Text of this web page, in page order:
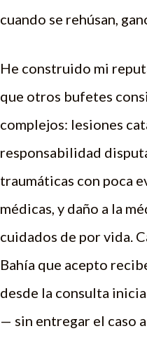
cuando se rehúsan,
He construido mi
que otros bufetes
complejos: lesiones
responsabilidad
traumáticas con poca
médicas, y daño a la
cuidados de por vida.
Bahía que acepto
desde la consulta
— sin entregar el caso